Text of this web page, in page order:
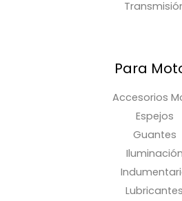
Para
Accesorios
Espejos
Guantes
Iluminación
Lubricantes